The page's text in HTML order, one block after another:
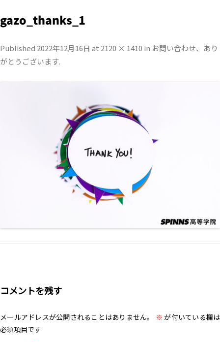
gazo_thanks_1
Published 2022年12月16日 at 2120 × 1410 in お問い合わせ、あり
がとうございます.
コメントを残す
メールアドレスが公開されることはありません。 ※ が付いている欄は
必須項目です